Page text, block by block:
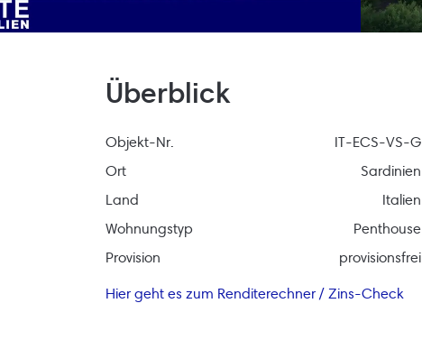
Überblick
Objekt-Nr.
IT-ECS-VS-G
Ort
Sardinien
Land
Italien
Wohnungstyp
Penthouse
Provision
provisionsfrei
Hier geht es zum Renditerechner / Zins-Check